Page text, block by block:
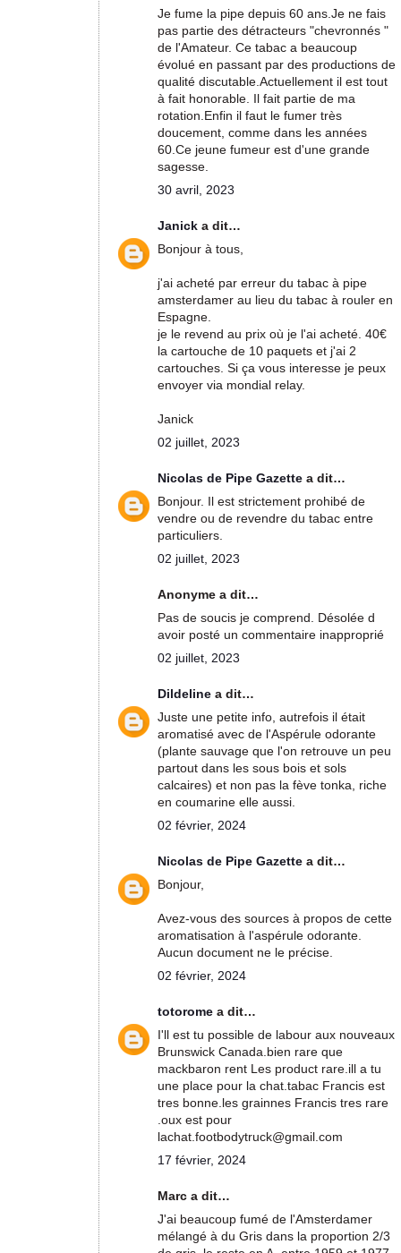
Je fume la pipe depuis 60 ans.Je ne fais
pas partie des détracteurs "chevronnés "
de l'Amateur. Ce tabac a beaucoup
évolué en passant par des productions de
qualité discutable.Actuellement il est tout
à fait honorable. Il fait partie de ma
rotation.Enfin il faut le fumer très
doucement, comme dans les années
60.Ce jeune fumeur est d'une grande
sagesse.
30 avril, 2023
Janick a dit…
Bonjour à tous,
j'ai acheté par erreur du tabac à pipe
amsterdamer au lieu du tabac à rouler en
Espagne.
je le revend au prix où je l'ai acheté. 40€
la cartouche de 10 paquets et j'ai 2
cartouches. Si ça vous interesse je peux
envoyer via mondial relay.
Janick
02 juillet, 2023
Nicolas de Pipe Gazette a dit…
Bonjour. Il est strictement prohibé de
vendre ou de revendre du tabac entre
particuliers.
02 juillet, 2023
Anonyme a dit…
Pas de soucis je comprend. Désolée d
avoir posté un commentaire inapproprié
02 juillet, 2023
Dildeline a dit…
Juste une petite info, autrefois il était
aromatisé avec de l'Aspérule odorante
(plante sauvage que l'on retrouve un peu
partout dans les sous bois et sols
calcaires) et non pas la fève tonka, riche
en coumarine elle aussi.
02 février, 2024
Nicolas de Pipe Gazette a dit…
Bonjour,
Avez-vous des sources à propos de cette
aromatisation à l'aspérule odorante.
Aucun document ne le précise.
02 février, 2024
totorome a dit…
I'll est tu possible de labour aux nouveaux
Brunswick Canada.bien rare que
mackbaron rent Les product rare.ill a tu
une place pour la chat.tabac Francis est
tres bonne.les grainnes Francis tres rare
.oux est pour
lachat.footbodytruck@gmail.com
17 février, 2024
Marc a dit…
J'ai beaucoup fumé de l'Amsterdamer
mélangé à du Gris dans la proportion 2/3